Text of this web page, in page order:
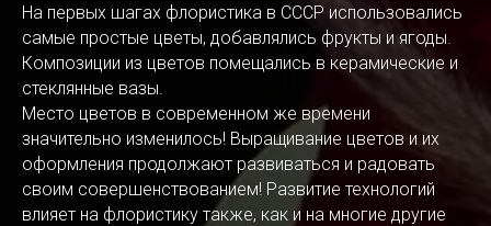
На первых шагах флористика в СССР использовались
самые простые цветы, добавлялись фрукты и ягоды.
Композиции из цветов помещались в керамические и
стеклянные вазы.
Место цветов в современном же времени
значительно изменилось! Выращивание цветов и их
оформления продолжают развиваться и радовать
своим совершенствованием! Развитие технологий
влияет на флористику также, как и на многие другие